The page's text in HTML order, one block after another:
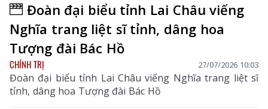
Đoàn đại biểu tỉnh Lai Châu viếng
Nghĩa trang liệt sĩ tỉnh, dâng hoa
Tượng đài Bác Hồ
CHÍNH TRỊ 27/07/2026 10:03
Đoàn đại biểu tỉnh Lai Châu viếng Nghĩa trang liệt sĩ
tỉnh, dâng hoa Tượng đài Bác Hồ